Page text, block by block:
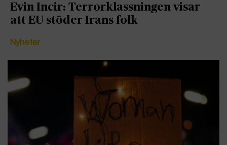
Evin Incir: Terrorklassningen visar
att EU stöder Irans folk
Nyheter